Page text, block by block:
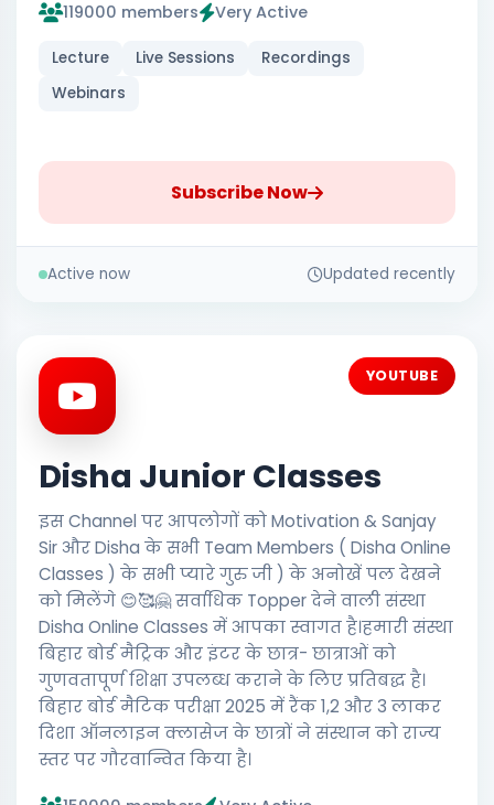
119000 members Very Active
Lecture Live Sessions
Recordings
Webinars
Subscribe Now
Active now Updated recently
YOUTUBE
Disha Junior Classes
इस Channel पर आपलोगों को Motivation & Sanjay
Sir और Disha के सभी Team Members ( Disha Online
Classes ) के सभी प्यारे गुरु जी ) के अनोखें पल देखने
को मिलेंगे 😊🥰🤗 सर्वाधिक Topper देने वाली संस्था
Disha Online Classes में आपका स्वागत है।हमारी संस्था
बिहार बोर्ड मैट्रिक और इंटर के छात्र- छात्राओं को
गुणवतापूर्ण शिक्षा उपलब्ध कराने के लिए प्रतिबद्ध है।
बिहार बोर्ड मैटिक परीक्षा 2025 में रैंक 1,2 और 3 लाकर
दिशा ऑनलाइन क्लासेज के छात्रों ने संस्थान को राज्य
स्तर पर गौरवान्वित किया है।